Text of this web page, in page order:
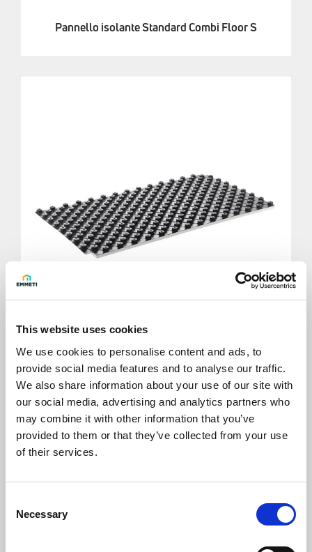
This website uses cookies
We use cookies to personalise content and ads, to
provide social media features and to analyse our traffic.
We also share information about your use of our site with
our social media, advertising and analytics partners who
may combine it with other information that you’ve
provided to them or that they’ve collected from your use
of their services.
Selection
Necessary
Pannello isolante Standard Combi Floor S
Pannello isolante Standard Combi Floor S con